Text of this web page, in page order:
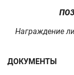
Награждение
ДОКУМЕНТЫ